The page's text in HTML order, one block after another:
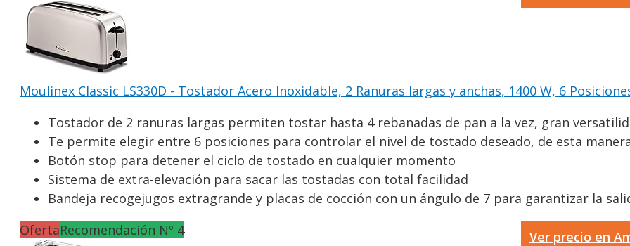
Moulinex Classic LS330D - Tostador Acero Inoxidable, 2 Ranuras largas y anchas, 1400 W, 6
Tostador de 2 ranuras largas permiten tostar hasta 4 rebanadas de pan a la vez, gran
Te permite elegir entre 6 posiciones para controlar el nivel de tostado deseado, de esta
Botón stop para detener el ciclo de tostado en cualquier momento
Sistema de extra-elevación para sacar las tostadas con total facilidad
Bandeja recogejugos extragrande y placas de cocción con un ángulo de 7 para garantizar la
Ver precio en
OfertaRecomendación Nº 4